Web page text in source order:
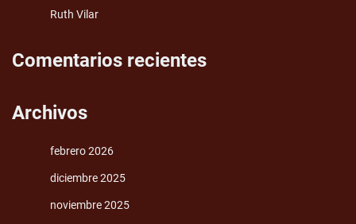
Ruth Vilar
Comentarios recientes
Archivos
febrero 2026
diciembre 2025
noviembre 2025